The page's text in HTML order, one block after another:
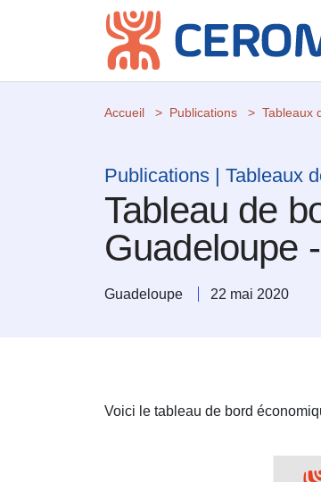
Accueil Publications Tableaux
Publications | Tableaux
Tableau de
Guadeloupe
Guadeloupe 22 mai 2020
Voici le tableau de bord